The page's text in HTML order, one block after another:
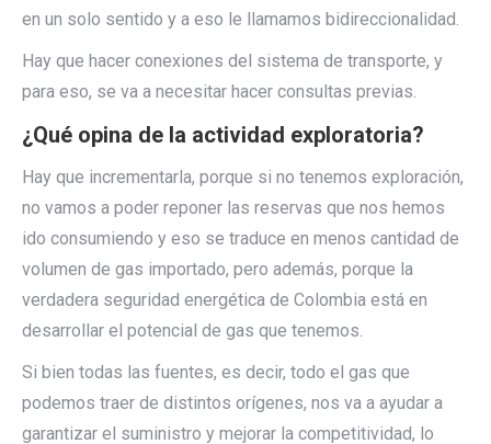
en un solo sentido y a eso le llamamos bidireccionalidad.
Hay que hacer conexiones del sistema de transporte, y
para eso, se va a necesitar hacer consultas previas.
¿Qué opina de la actividad exploratoria?
Hay que incrementarla, porque si no tenemos exploración,
no vamos a poder reponer las reservas que nos hemos
ido consumiendo y eso se traduce en menos cantidad de
volumen de gas importado, pero además, porque la
verdadera seguridad energética de Colombia está en
desarrollar el potencial de gas que tenemos.
Si bien todas las fuentes, es decir, todo el gas que
podemos traer de distintos orígenes, nos va a ayudar a
garantizar el suministro y mejorar la competitividad, lo